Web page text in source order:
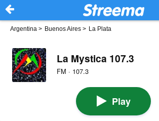
Argentina > Buenos Aires > La Plata
La Mystica 107.3
FM · 107.3
Play